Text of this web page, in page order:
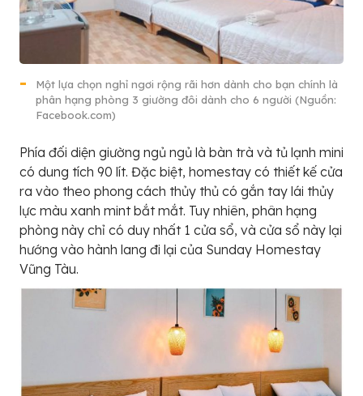
Một lựa chọn nghỉ ngơi rộng rãi hơn dành cho bạn chính là
phân hạng phòng 3 giường đôi dành cho 6 người (Nguồn:
Facebook.com)
Phía đối diện giường ngủ ngủ là bàn trà và tủ lạnh mini
có dung tích 90 lít. Đặc biệt, homestay có thiết kế cửa
ra vào theo phong cách thủy thủ có gắn tay lái thủy
lực màu xanh mint bắt mắt. Tuy nhiên, phân hạng
phòng này chỉ có duy nhất 1 cửa sổ, và cửa sổ này lại
hướng vào hành lang đi lại của Sunday Homestay
Vũng Tàu.